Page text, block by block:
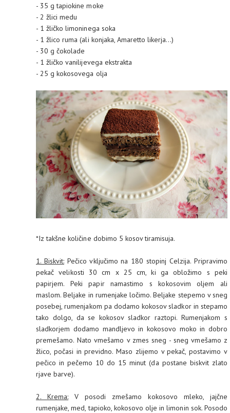
- 35 g tapiokine moke
- 2 žlici medu
- 1 žličko limoninega soka
- 1 žlico ruma (ali konjaka, Amaretto likerja...)
- 30 g čokolade
- 1 žličko vanilijevega ekstrakta
- 25 g kokosovega olja
*Iz takšne količine dobimo 5 kosov tiramisuja.
1. Biskvit:Pečico vključimo na 180 stopinj Celzija. Pripravimo
pekač velikosti 30 cm x 25 cm, ki ga obložimo s peki
papirjem. Peki papir namastimo s kokosovim oljem ali
maslom. Beljake in rumenjake ločimo. Beljake stepemo v sneg
posebej, rumenjakom pa dodamo kokosov sladkor in stepamo
tako dolgo, da se kokosov sladkor raztopi. Rumenjakom s
sladkorjem dodamo mandljevo in kokosovo moko in dobro
premešamo. Nato vmešamo v zmes sneg - sneg vmešamo z
žlico, počasi in previdno. Maso zlijemo v pekač, postavimo v
pečico in pečemo 10 do 15 minut (da postane biskvit zlato
rjave barve).
2. Krema: V posodi zmešamo kokosovo mleko, jajčne
rumenjake, med, tapioko, kokosovo olje in limonin sok. Posodo